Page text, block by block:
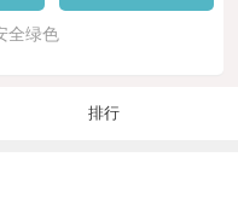
全绿色
排行